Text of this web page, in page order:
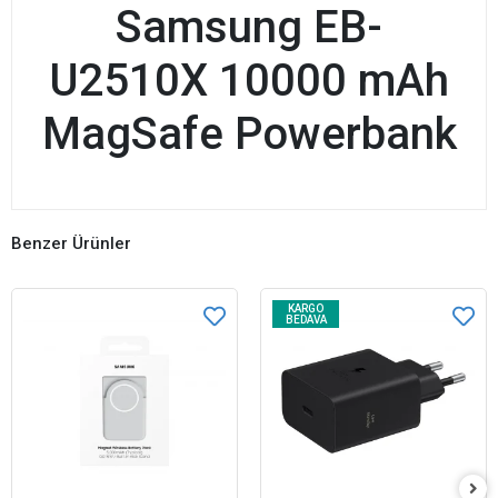
Samsung EB-
U2510X 10000 mAh
MagSafe Powerbank
Benzer Ürünler
KARGO
BEDAVA